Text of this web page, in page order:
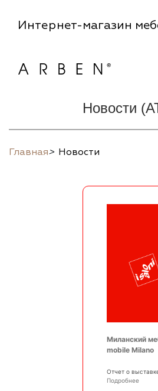
Интернет-магазин
Новости
Главная> Новости
Миланский
mobile Milano
Отчет о
Подробнее